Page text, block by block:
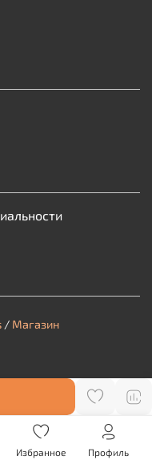
/ Магазин
Избранное Профиль